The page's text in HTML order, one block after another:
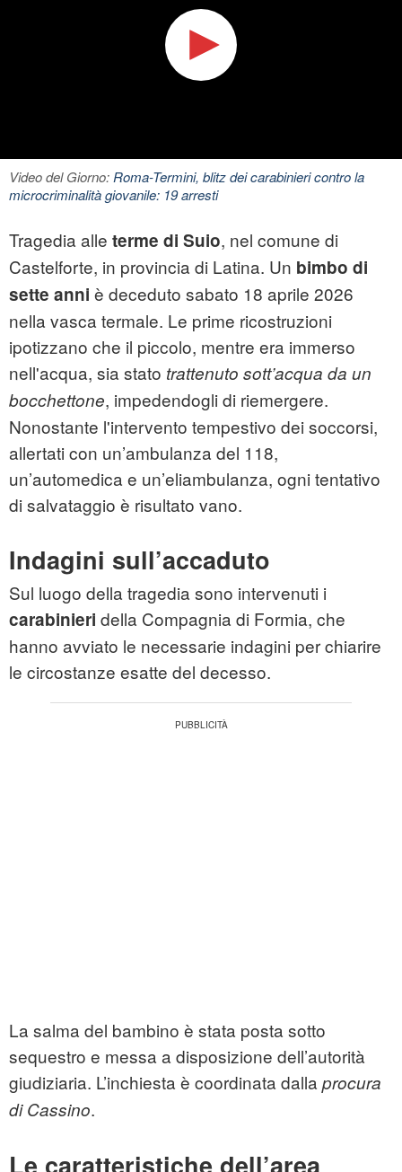
Video del Giorno:Roma-Termini, blitz dei carabinieri contro la
microcriminalità giovanile: 19 arresti
Tragedia alle terme di Suio, nel comune di
Castelforte, in provincia di Latina. Un bimbo di
sette anni è deceduto sabato 18 aprile 2026
nella vasca termale. Le prime ricostruzioni
ipotizzano che il piccolo, mentre era immerso
nell'acqua, sia stato trattenuto sott’acqua da un
bocchettone, impedendogli di riemergere.
Nonostante l'intervento tempestivo dei soccorsi,
allertati con un’ambulanza del 118,
un’automedica e un’eliambulanza, ogni tentativo
di salvataggio è risultato vano.
Indagini sull’accaduto
Sul luogo della tragedia sono intervenuti i
carabinieri della Compagnia di Formia, che
hanno avviato le necessarie indagini per chiarire
le circostanze esatte del decesso.
La salma del bambino è stata posta sotto
sequestro e messa a disposizione dell’autorità
giudiziaria. L’inchiesta è coordinata dalla procura
di Cassino.
Le caratteristiche dell’area